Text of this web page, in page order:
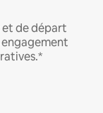
et de départ
engagement